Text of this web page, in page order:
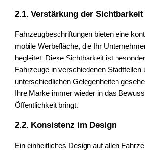
2.1. Verstärkung der Sichtbarkeit
Fahrzeugbeschriftungen bieten eine
mobile Werbefläche, die Ihr
begleitet. Diese Sichtbarkeit ist
Fahrzeuge in verschiedenen Stadtteilen
unterschiedlichen Gelegenheiten
Ihre Marke immer wieder in das
Öffentlichkeit bringt.
2.2. Konsistenz im Design
Ein einheitliches Design auf allen